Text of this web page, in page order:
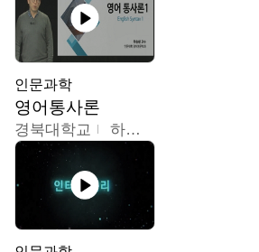
인문과학
영어통사론
경북대학교 하승완